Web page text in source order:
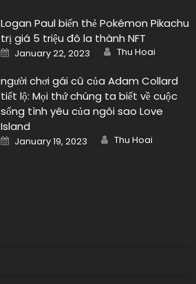
Logan Paul biến thẻ Pokémon Pikachu
trị giá 5 triệu đô la thành NFT
Posted
on
January 22, 2023 Author
Thu Hoai
người chơi gái cũ của Adam Collard
tiết lộ: Mọi thứ chúng ta biết về cuộc
sống tình yêu của ngôi sao Love
Island
Posted
on
January 19, 2023 Author
Thu Hoai